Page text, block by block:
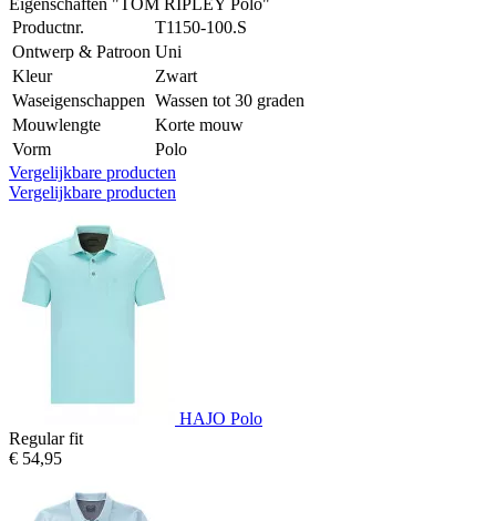
Productnr.
T1150-100.S
Ontwerp & Patroon Uni
Kleur
Zwart
Waseigenschappen Wassen tot 30 graden
Mouwlengte
Korte mouw
Vorm
Polo
Vergelijkbare producten
Vergelijkbare producten
HAJO Polo
Regular fit
€ 54,95